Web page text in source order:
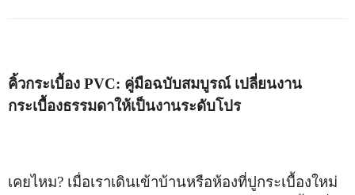
คิ้วกระเบื้อง PVC: คู่มือฉบับสมบูรณ์ เปลี่ยนงาน
กระเบื้องธรรมดาให้เป็นงานระดับโปร
เคยไหม? เมื่อเราเดินเข้าบ้านหรือห้องที่ปูกระเบื้องใหม่